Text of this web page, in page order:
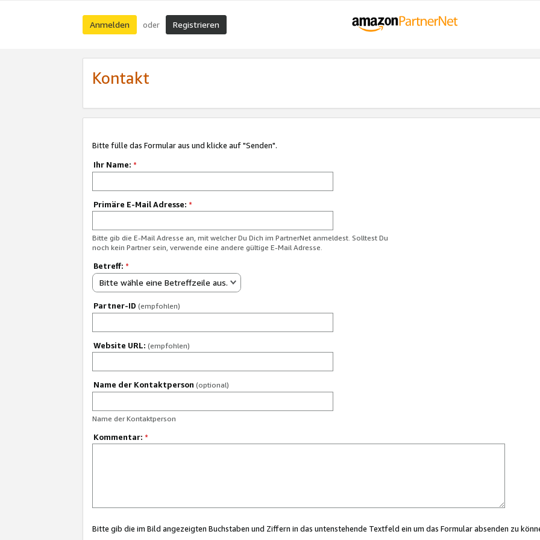
Anmelden oder Registrieren
Kontakt
Bitte fülle das Formular aus und klicke auf "Senden".
Ihr Name: *
Primäre E-Mail Adresse: *
Bitte gib die E-Mail Adresse an, mit welcher Du Dich im PartnerNet anmeldest. Solltest Du
noch kein Partner sein, verwende eine andere gültige E-Mail Adresse.
Betreff: *
Bitte wähle eine Betreffzeile aus.
Partner-ID (empfohlen)
Website URL: (empfohlen)
Name der Kontaktperson (optional)
Name der Kontaktperson
Kommentar: *
Bitte gib die im Bild angezeigten Buchstaben und Ziffern in das untenstehende Textfeld ein um das Formular absenden zu